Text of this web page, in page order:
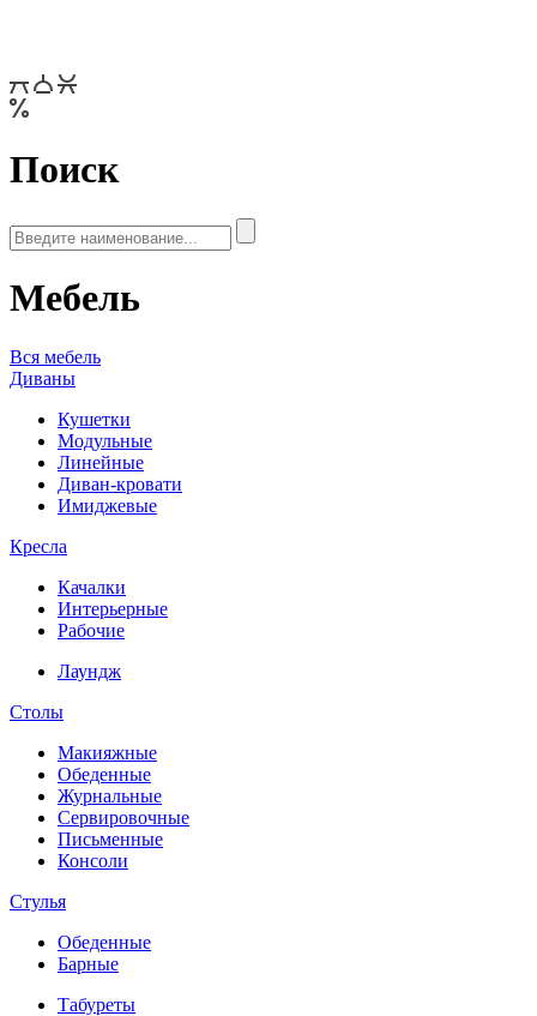
Поиск
Мебель
Вся мебель
Диваны
Кушетки
Модульные
Линейные
Диван-кровати
Имиджевые
Кресла
Качалки
Интерьерные
Рабочие
Лаундж
Столы
Макияжные
Обеденные
Журнальные
Сервировочные
Письменные
Консоли
Стулья
Обеденные
Барные
Табуреты